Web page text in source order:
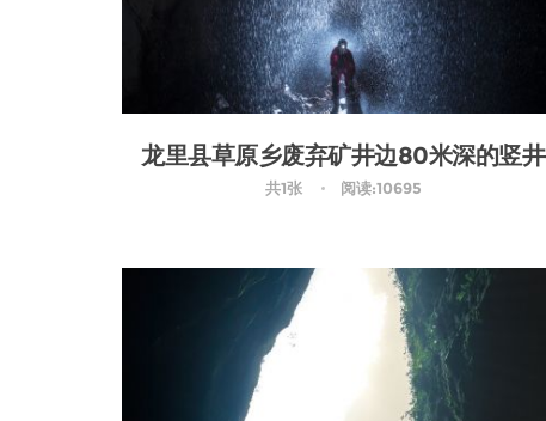
龙里县草原乡废弃矿井边80米深的竖井
共1张 阅读:10695